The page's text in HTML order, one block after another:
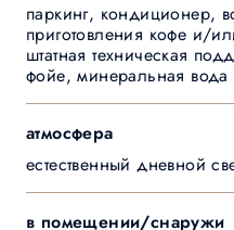
паркинг, кондиционер,
приготовления кофе и/
штатная техническая
фойе, минеральная вода
атмосфера
естественный дневной
в помещении/снаружи